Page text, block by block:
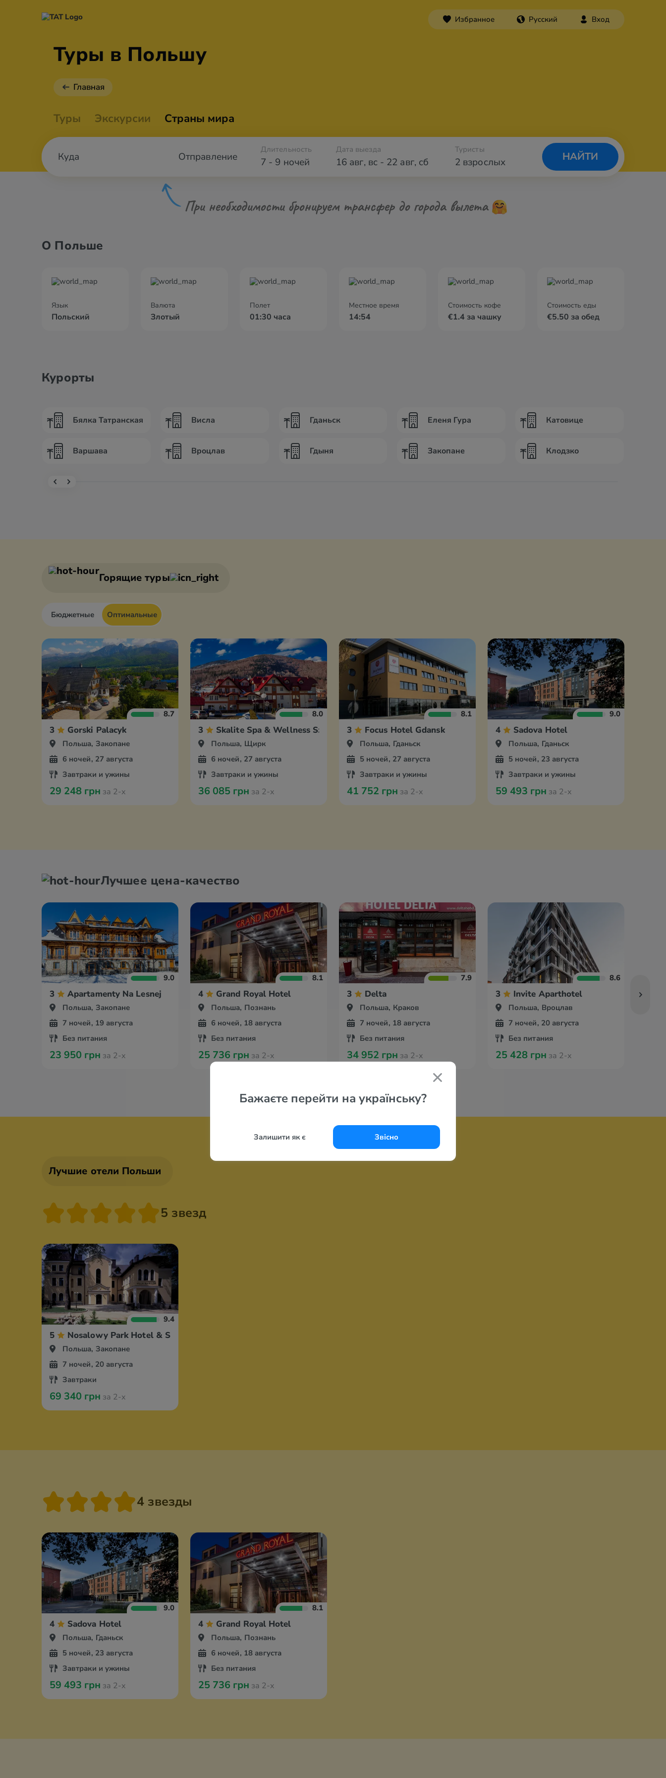
Бажаєте перейти на українську?
Залишити як є Звісно
Избранное Русский Вход
Туры в Польшу
Главная
Туры Экскурсии Страны мира
Отправление 7 - 9 ночей
Длительность Дата выезда
16 авг, вс- 22 авг, сб 2 взрослых
Туристы
НАЙТИ
При необходимости бронируем трансфер до города вылета
О Польше
Язык
Польский
Валюта
Злотый
Полет
01:30 часа
Местное время
14:54
Стоимость кофе
€1.4 за чашку
Стоимость еды
€5.50 за обед
Курорты
Бялка Татранская
Варшава
Висла
Вроцлав
Гданьск
Гдыня
Еленя Гура
Закопане
Катовице
Клодзко
Горящие туры
Бюджетные Оптимальные
8.7
3 Gorski Palacyk
Польша, Закопане
6 ночей, 27 августа
Завтраки и ужины
29 248 грн за 2-х
8.0
3 Skalite Spa & Wellness Szczyrk Hotel
Польша, Щирк
6 ночей, 27 августа
Завтраки и ужины
36 085 грн за 2-х
8.1
3 Focus Hotel Gdansk
Польша, Гданьск
5 ночей, 27 августа
Завтраки и ужины
41 752 грн за 2-х
9.0
4 Sadova Hotel
Польша, Гданьск
5 ночей, 23 августа
Завтраки и ужины
59 493 грн за 2-х
Лучшее цена-качество
9.0
3 Apartamenty Na Lesnej
Польша, Закопане
7 ночей, 19 августа
Без питания
23 950 грн за 2-х
8.1
4 Grand Royal Hotel
Польша, Познань
6 ночей, 18 августа
Без питания
25 736 грн за 2-х
7.9
3 Delta
Польша, Краков
7 ночей, 18 августа
Без питания
34 952 грн за 2-х
8.6
3 Invite Aparthotel
Польша, Вроцлав
7 ночей, 20 августа
Без питания
25 428 грн за 2-х
Лучшие отели Польши
5 звезд
9.4
5 Nosalowy Park Hotel & SPA
Польша, Закопане
7 ночей, 20 августа
Завтраки
69 340 грн за 2-х
4 звезды
9.0
4 Sadova Hotel
Польша, Гданьск
5 ночей, 23 августа
Завтраки и ужины
59 493 грн за 2-х
8.1
4 Grand Royal Hotel
Польша, Познань
6 ночей, 18 августа
Без питания
25 736 грн за 2-х